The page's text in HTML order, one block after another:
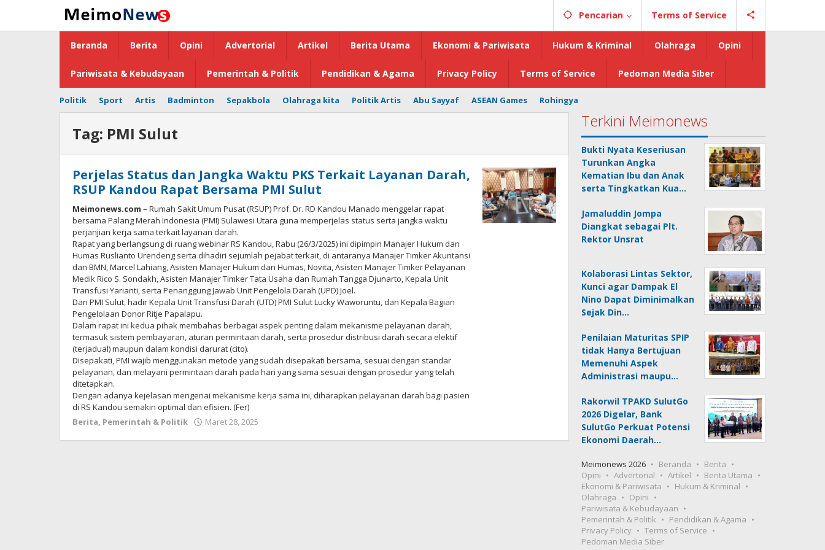
konten
Pencarian Terms of Service
Beranda Berita Opini Advertorial Artikel Berita Utama Ekonomi & Pariwisata Hukum & Kriminal Olahraga Opini
Pariwisata & Kebudayaan Pemerintah & Politik Pendidikan & Agama Privacy Policy Terms of Service Pedoman Media Siber
Politik Sport Artis Badminton Sepakbola Olahraga kita Politik Artis Abu Sayyaf ASEAN Games Rohingya
Tag: PMI Sulut
Perjelas Status dan Jangka Waktu PKS Terkait Layanan Darah,
RSUP Kandou Rapat Bersama PMI Sulut
Meimonews.com – ‎Rumah Sakit Umum Pusat (RSUP) Prof. Dr. RD Kandou Manado menggelar rapat
bersama Palang Merah Indonesia (PMI) Sulawesi Utara guna memperjelas status serta jangka waktu
perjanjian kerja sama terkait layanan darah.
‎Rapat yang berlangsung di ruang webinar RS Kandou, Rabu (26/3/2025) ini dipimpin Manajer Hukum dan
Humas Ruslianto Urendeng serta dihadiri sejumlah pejabat terkait, di antaranya Manajer Timker Akuntansi
dan BMN, Marcel Lahiang, Asisten Manajer Hukum dan Humas, Novita, Asisten Manajer Timker Pelayanan
Medik Rico S. Sondakh, Asisten Manajer Timker Tata Usaha dan Rumah Tangga Djunarto, Kepala Unit
Transfusi Yarianti, serta Penanggung Jawab Unit Pengelola Darah (UPD) Joel.
Dari PMI Sulut, hadir Kepala Unit Transfusi Darah (UTD) PMI Sulut Lucky Waworuntu, dan Kepala Bagian
Pengelolaan Donor Ritje Papalapu.
‎Dalam rapat ini kedua pihak membahas berbagai aspek penting dalam mekanisme pelayanan darah,
termasuk sistem pembayaran, aturan permintaan darah, serta prosedur distribusi darah secara elektif
(terjadual) maupun dalam kondisi darurat (cito).
‎Disepakati, PMI wajib menggunakan metode yang sudah disepakati bersama, sesuai dengan standar
pelayanan, dan melayani permintaan darah pada hari yang sama sesuai dengan prosedur yang telah
ditetapkan.
Dengan adanya kejelasan mengenai mekanisme kerja sama ini, diharapkan pelayanan darah bagi pasien
di RS Kandou semakin optimal dan efisien. (Fer)
Berita, Pemerintah & Politik Maret 28, 2025
Terkini Meimonews
Bukti Nyata Keseriusan
Turunkan Angka
Kematian Ibu dan Anak
serta Tingkatkan Kua…
Jamaluddin Jompa
Diangkat sebagai Plt.
Rektor Unsrat
Kolaborasi Lintas Sektor,
Kunci agar Dampak El
Nino Dapat Diminimalkan
Sejak Din…
Penilaian Maturitas SPIP
tidak Hanya Bertujuan
Memenuhi Aspek
Administrasi maupu…
Rakorwil TPAKD SulutGo
2026 Digelar, Bank
SulutGo Perkuat Potensi
Ekonomi Daerah…
Meimonews 2026 Beranda
Berita
Opini
Advertorial Artikel
Berita Utama
Ekonomi & Pariwisata
Hukum & Kriminal
Olahraga
Opini
Pariwisata & Kebudayaan
Pemerintah & Politik
Pendidikan & Agama
Privacy Policy
Terms of Service
Pedoman Media Siber